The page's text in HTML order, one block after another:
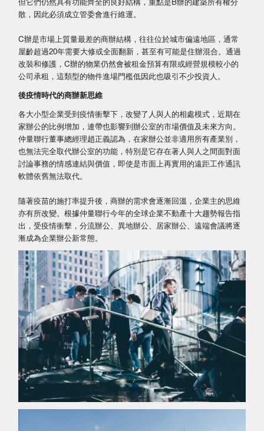
散，因此必須成立管委會進行維運。
C辦是市場上質量最差的商辦結構，往往位於城市偏遠地區，通常
屋齡超過20年需要大修或全面翻新，甚至有可能是住辦混合。通過
改裝和修護，C辦的物業仍然會被租金預算有限或經營規模較小的
公司承租，這類型的物件進場門檻低因此也吸引不少投資人。
後疫情時代的商辦新思維
各大小型企業受到疫情衝擊下，改變了人與人的相處模式，近期在
家辦公的比例增加，連帶也影響到辦公室的市場價值及未來方向。
仲量聯行董事總經理趙正義認為，在家辦公並非適用所有產業別，
也無法完全取代辦公室的功能，特別是它存在著人與人之間面對面
討論事務的情感連結與價值，即使是市面上再實用的遠距工作通訊
軟體依舊無法取代。
隨著疫苗的施打率提升後，商辦的需求會逐漸回溫，企業主的思維
亦有所改變。根據仲量聯行今年的全球企業不動產十大趨勢報告指
出，受疫情衝擊，分流辦公、異地辦公、居家辦公、遠端會議將逐
漸成為企業辦公新常態。